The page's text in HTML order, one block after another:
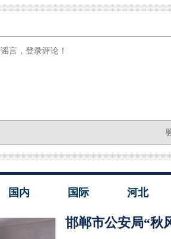
国内 国际 河北
邯郸市公安局“秋